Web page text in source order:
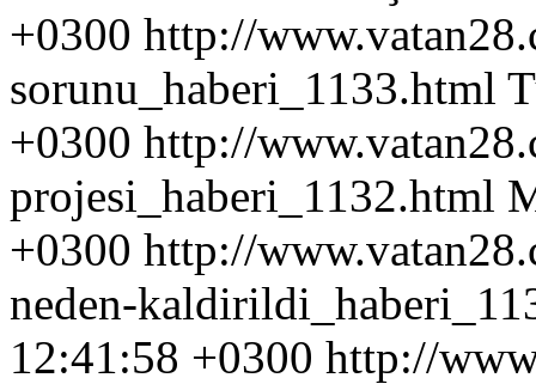
+0300 http://
sorunu_haberi_1133.html
+0300 http://
projesi_haberi_1132.html
+0300 http://
neden-
12:41:58 +0300 http://